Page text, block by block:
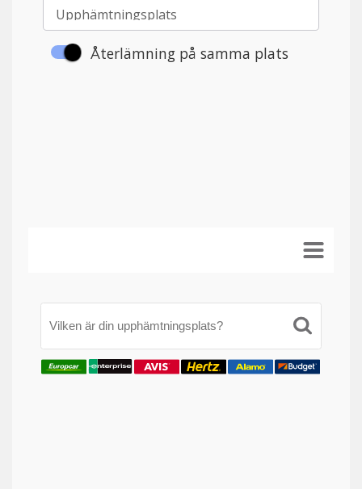
Vilken är din upphämtningsplats?